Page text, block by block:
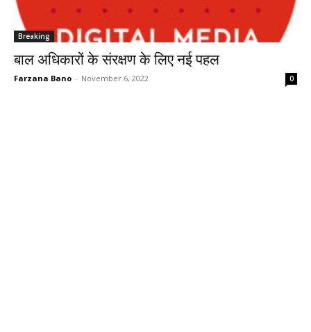
Breaking
बाल अधिकारों के संरक्षण के लिए नई पहल
Farzana Bano - November 6, 2022 0